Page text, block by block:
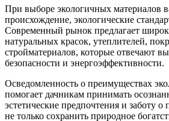
При выборе экологичных материалов
происхождение, экологические
Современный рынок предлагает
натуральных красок, утеплителей,
стройматериалов, которые отвечают
безопасности и энергоэффективности.
Осведомленность о преимуществах
помогает дачникам принимать
эстетические предпочтения и заботу о
не только сохранить природное